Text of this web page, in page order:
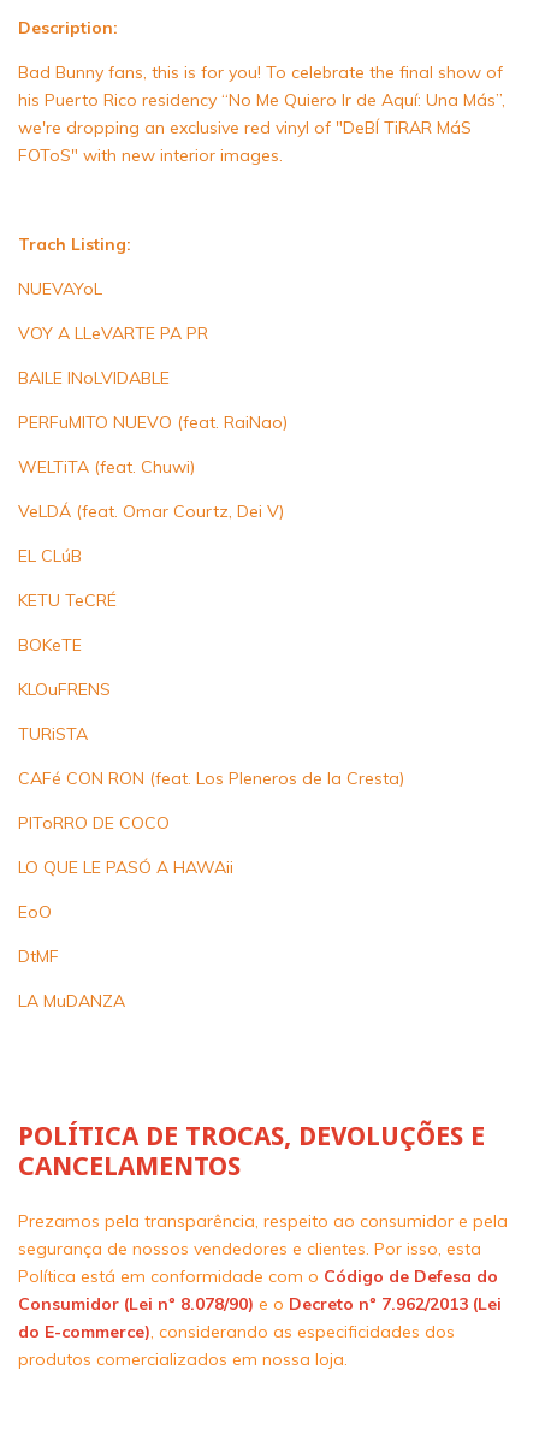
Description:
Bad Bunny fans, this is for you! To celebrate the final show of
his Puerto Rico residency “No Me Quiero Ir de Aquí: Una Más”,
we're dropping an exclusive red vinyl of "DeBÍ TiRAR MáS
FOToS" with new interior images.
Trach Listing:
NUEVAYoL
VOY A LLeVARTE PA PR
BAILE INoLVIDABLE
PERFuMITO NUEVO (feat. RaiNao)
WELTiTA (feat. Chuwi)
VeLDÁ (feat. Omar Courtz, Dei V)
EL CLúB
KETU TeCRÉ
BOKeTE
KLOuFRENS
TURiSTA
CAFé CON RON (feat. Los Pleneros de la Cresta)
PIToRRO DE COCO
LO QUE LE PASÓ A HAWAii
EoO
DtMF
LA MuDANZA
POLÍTICA DE TROCAS, DEVOLUÇÕES E
CANCELAMENTOS
Prezamos pela transparência, respeito ao consumidor e pela
segurança de nossos vendedores e clientes. Por isso, esta
Política está em conformidade com o Código de Defesa do
Consumidor (Lei nº 8.078/90) e o Decreto nº 7.962/2013 (Lei
do E-commerce), considerando as especificidades dos
produtos comercializados em nossa loja.